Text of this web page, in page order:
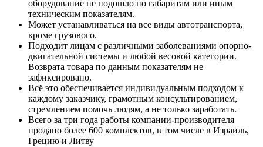
оборудование не подошло по габаритам или иным
техническим показателям.
Может устанавливаться на все виды автотранспорта,
кроме грузового.
Подходит лицам с различными заболеваниями опорно-
двигательной системы и любой весовой категории.
Возврата товара по данным показателям не
зафиксировано.
Всё это обеспечивается индивидуальным подходом к
каждому заказчику, грамотным консультированием,
стремлением помочь людям, а не только заработать.
Всего за три года работы компании-производителя
продано более 600 комплектов, в том числе в Израиль,
Грецию и Литву